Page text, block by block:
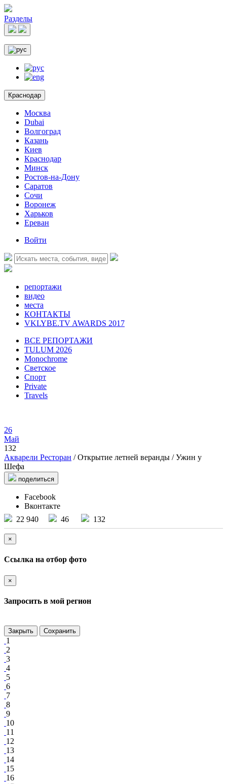
Разделы
Краснодар
Москва
Dubai
Волгоград
Казань
Киев
Краснодар
Минск
Ростов-на-Дону
Саратов
Сочи
Воронеж
Харьков
Ереван
Войти
репортажи
видео
места
КОНТАКТЫ
VKLYBE.TV AWARDS 2017
ВСЕ РЕПОРТАЖИ
TULUM 2026
Monochrome
Светское
Спорт
Private
Travels
26
Май
132
Акварели Ресторан / Открытие летней веранды / Ужин у
Шефа
поделиться
Facebook
Вконтакте
22 940
46 132
×
Ссылка на отбор фото
×
Запросить в мой регион
Закрыть Сохранить
1
2
3
4
5
6
7
8
9
10
11
12
13
14
15
16